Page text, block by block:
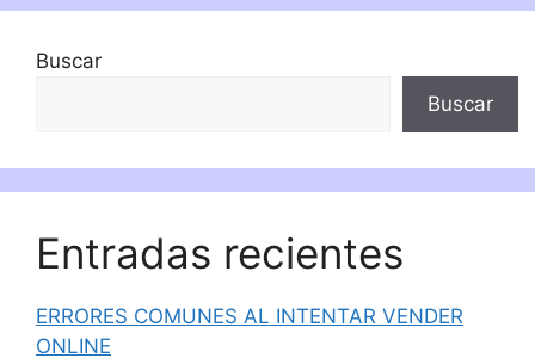
Buscar
Buscar
Entradas recientes
ERRORES COMUNES AL INTENTAR VENDER
ONLINE